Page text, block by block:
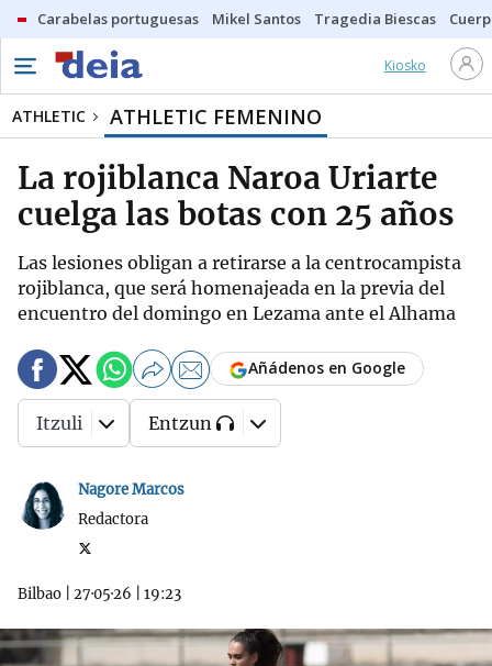
Carabelas portuguesas Mikel Santos Tragedia Biescas
Kiosko
ATHLETIC ATHLETIC FEMENINO
La rojiblanca Naroa Uriarte
cuelga las botas con 25 años
Las lesiones obligan a retirarse a la centrocampista
rojiblanca, que será homenajeada en la previa del
encuentro del domingo en Lezama ante el Alhama
Nagore Marcos
Redactora
Bilbao 27·05·26 19:23
Añádenos en Google
Itzuli Entzun